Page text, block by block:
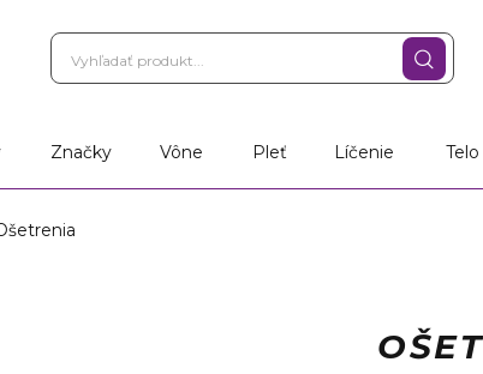
Značky Vône Pleť Líčenie Telo